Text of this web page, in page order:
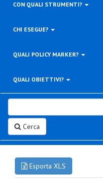
CON QUALI STRUMENTI?
CHI ESEGUE?
QUALI POLICY MARKER?
QUALI OBIETTIVI?
Cerca
Esporta XLS